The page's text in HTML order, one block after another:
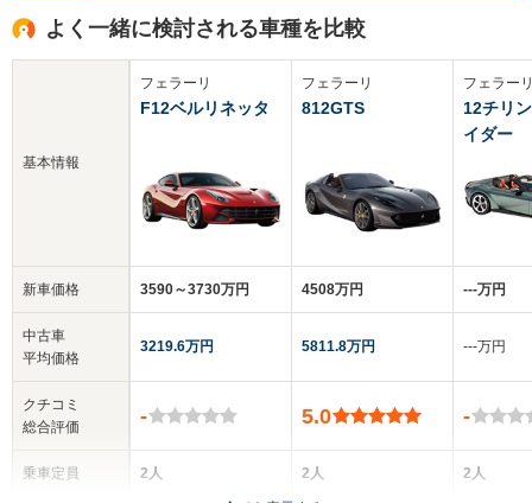
よく一緒に検討される車種を比較
基本情報
新車価格
中古車
平均価格
クチコミ
総合評価
乗車定員
フェラーリ
F12ベルリネッタ
3590～3730万円
3219.6万円
-
2人
フェラーリ
812GTS
4508万円
5811.8万円
5.0
2人
フェラー
12チリ
イダー
‐‐‐万円
‐‐‐万円
-
2人